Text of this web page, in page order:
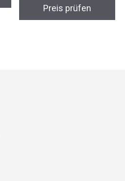
Pioneer Mid GTX
Wanderschuhe